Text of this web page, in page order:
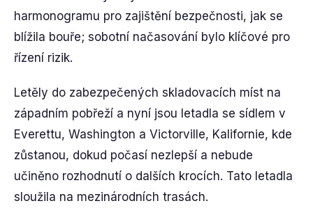
harmonogramu pro zajištění bezpečnosti, jak se
blížila bouře; sobotní načasování bylo klíčové pro
řízení rizik.
Letěly do zabezpečených skladovacích míst na
západním pobřeží a nyní jsou letadla se sídlem v
Everettu, Washington a Victorville, Kalifornie, kde
zůstanou, dokud počasí nezlepší a nebude
učiněno rozhodnutí o dalších krocích. Tato letadla
sloužila na mezinárodních trasách.